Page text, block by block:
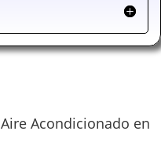
Acondicionado en